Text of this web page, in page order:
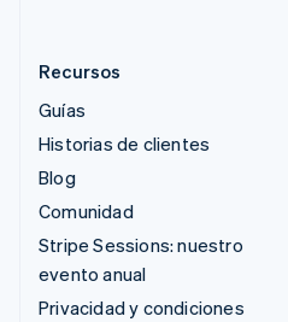
Recursos
Guías
Historias de clientes
Blog
Comunidad
Stripe Sessions: nuestro
evento anual
Privacidad y condiciones